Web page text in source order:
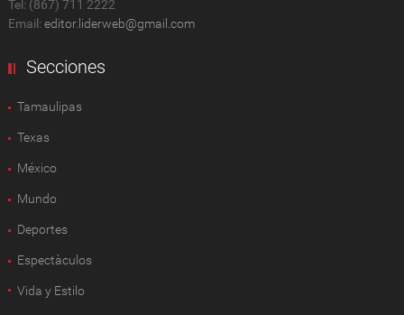
Tel: (867) 711 2222
Email: editor.liderweb@gmail.com
Secciones
Tamaulipas
Texas
México
Mundo
Deportes
Espectàculos
Vida y Estilo